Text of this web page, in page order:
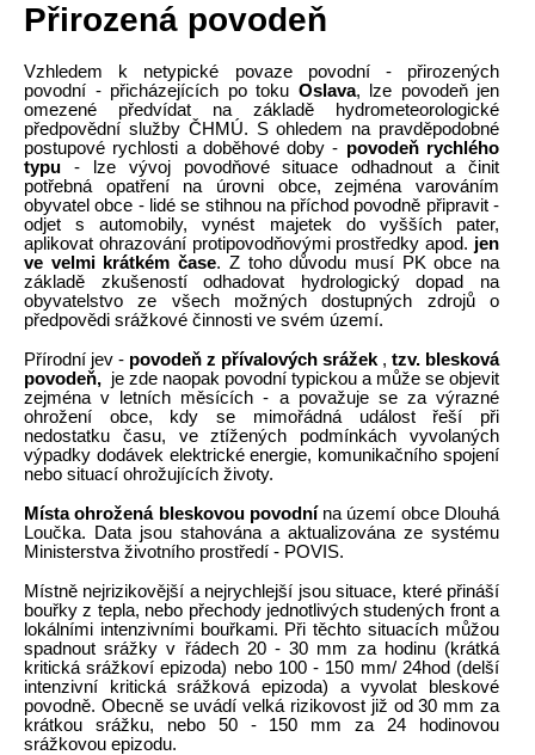
Přirozená povodeň
Vzhledem k netypické povaze povodní - přirozených
povodní - přicházejících po toku Oslava, lze povodeň jen
omezené předvídat na základě hydrometeorologické
předpovědní služby ČHMÚ. S ohledem na pravděpodobné
postupové rychlosti a doběhové doby - povodeň rychlého
typu - lze vývoj povodňové situace odhadnout a činit
potřebná opatření na úrovni obce, zejména varováním
obyvatel obce - lidé se stihnou na příchod povodně připravit -
odjet s automobily, vynést majetek do vyšších pater,
aplikovat ohrazování protipovodňovými prostředky apod. jen
ve velmi krátkém čase. Z toho důvodu musí PK obce na
základě zkušeností odhadovat hydrologický dopad na
obyvatelstvo ze všech možných dostupných zdrojů o
předpovědi srážkové činnosti ve svém území.
Přírodní jev - povodeň z přívalových srážek , tzv. blesková
povodeň, je zde naopak povodní typickou a může se objevit
zejména v letních měsících - a považuje se za výrazné
ohrožení obce, kdy se mimořádná událost řeší při
nedostatku času, ve ztížených podmínkách vyvolaných
výpadky dodávek elektrické energie, komunikačního spojení
nebo situací ohrožujících životy.
Místa ohrožená bleskovou povodní na území obce Dlouhá
Loučka. Data jsou stahována a aktualizována ze systému
Ministerstva životního prostředí - POVIS.
Místně nejrizikovější a nejrychlejší jsou situace, které přináší
bouřky z tepla, nebo přechody jednotlivých studených front a
lokálními intenzivními bouřkami. Při těchto situacích můžou
spadnout srážky v řádech 20 - 30 mm za hodinu (krátká
kritická srážkoví epizoda) nebo 100 - 150 mm/ 24hod (delší
intenzivní kritická srážková epizoda) a vyvolat bleskové
povodně. Obecně se uvádí velká rizikovost již od 30 mm za
krátkou srážku, nebo 50 - 150 mm za 24 hodinovou
srážkovou epizodu.